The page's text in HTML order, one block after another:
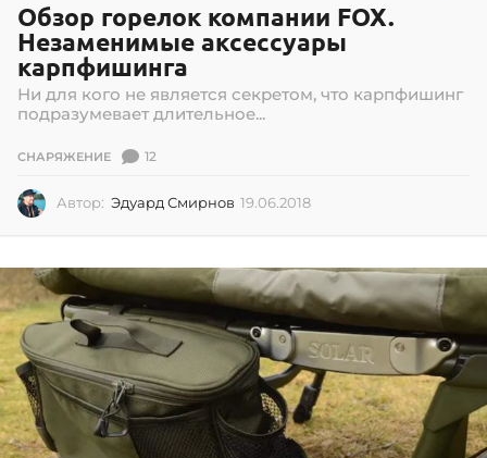
Обзор горелок компании FOX.
Незаменимые аксессуары
карпфишинга
Ни для кого не является секретом, что карпфишинг
подразумевает длительное...
СНАРЯЖЕНИЕ 12
Автор: Эдуард Смирнов 19.06.2018
0
6
2
0
1
8